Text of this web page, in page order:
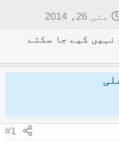
ت
ر
خ
آ
مئی 26، 2014
نہیں کیے جا سکتے
#1